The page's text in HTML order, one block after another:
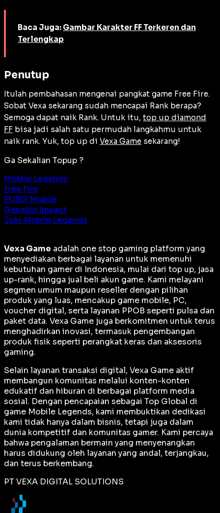
Baca Juga: Gambar Karakter FF Terkeren dan
Terlengkap
Penutup
Itulah pembahasan mengenai pangkat game Free Fire.
Sobat Vexa sekarang sudah mencapai Rank berapa?
Semoga dapat naik Rank. Untuk itu, top up diamond
FF bisa jadi salah satu permudah langkahmu untuk
naik rank. Yuk, top up di Vexa Game sekarang!
Ga Sekalian Topup ?
Mobile Legends
Free Fire
PUBG Mobile
Genshin Impact
Joki Mobile Legends
Vexa Game adalah one stop gaming platform yang
menyediakan berbagai layanan untuk memenuhi
kebutuhan gamer di Indonesia, mulai dari top up, jasa
up-rank, hingga jual beli akun game. Kami melayani
segmen umum maupun reseller dengan pilihan
produk yang luas, mencakup game mobile, PC,
voucher digital, serta layanan PPOB seperti pulsa dan
paket data. Vexa Game juga berkomitmen untuk terus
menghadirkan inovasi, termasuk pengembangan
produk fisik seperti perangkat keras dan aksesoris
gaming.
Selain layanan transaksi digital, Vexa Game aktif
membangun komunitas melalui konten-konten
edukatif dan hiburan di berbagai platform media
sosial. Dengan pencapaian sebagai Top Global di
game Mobile Legends, kami membuktikan dedikasi
kami tidak hanya dalam bisnis, tetapi juga dalam
dunia kompetitif dan komunitas gamer. Kami percaya
bahwa pengalaman bermain yang menyenangkan
harus didukung oleh layanan yang andal, terjangkau,
dan terus berkembang.
PT VEXA DIGITAL SOLUTIONS